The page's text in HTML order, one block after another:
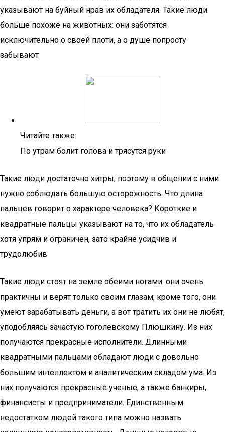
указывают на буйный нрав их обладателя. Такие люди
больше похоже на животных: они заботятся
исключительно о своей плоти, а о душе попросту
забывают
Читайте также:
По утрам болит голова и трясутся руки
Такие люди достаточно хитры, поэтому в общении с ними
нужно соблюдать большую осторожность. Что длина
пальцев говорит о характере человека? Короткие и
квадратные пальцы указывают на то, что их обладатель
хотя упрям и ограничен, зато крайне усидчив и
трудолюбив
Такие люди стоят на земле обеими ногами: они очень
практичны и верят только своим глазам; кроме того, они
умеют зарабатывать деньги, а вот тратить их они не любят,
уподобляясь зачастую гоголевскому Плюшкину. Из них
получаются прекрасные исполнители. Длинными
квадратными пальцами обладают люди с довольно
большим интеллектом и аналитическим складом ума. Из
них получаются прекрасные ученые, а также банкиры,
финансисты и предприниматели. Единственным
недостатком людей такого типа можно назвать